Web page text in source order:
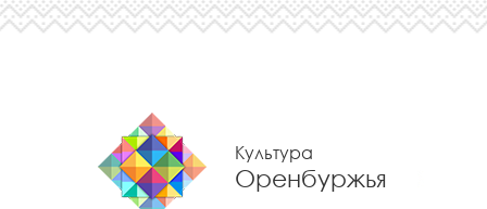
Культура
Оренбуржья